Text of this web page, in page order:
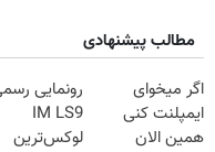
مطالب پیشنهادی
اگر میخوای
ایمپلنت کنی
همین الان
رونمایی
IM LS9
لوکس‌ترین